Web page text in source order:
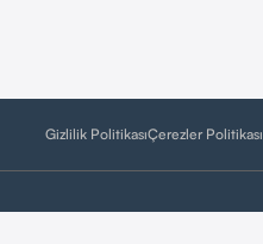
Gizlilik PolitikasıÇerezler Politikası